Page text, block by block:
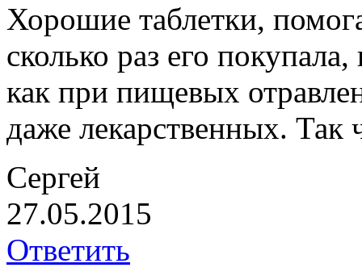
Хорошие таблетки,
сколько раз его
как при пищевых
даже лекарственных. Так
Сергей
27.05.2015
Ответить